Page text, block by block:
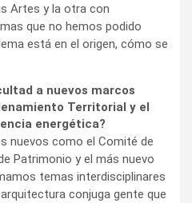
Artes y la otra con
que no hemos podido
está en el origen, cómo se
a nuevos marcos
Territorial y el
energética?
nuevos como el Comité de
Patrimonio y el más nuevo
temas interdisciplinares
conjuga gente que